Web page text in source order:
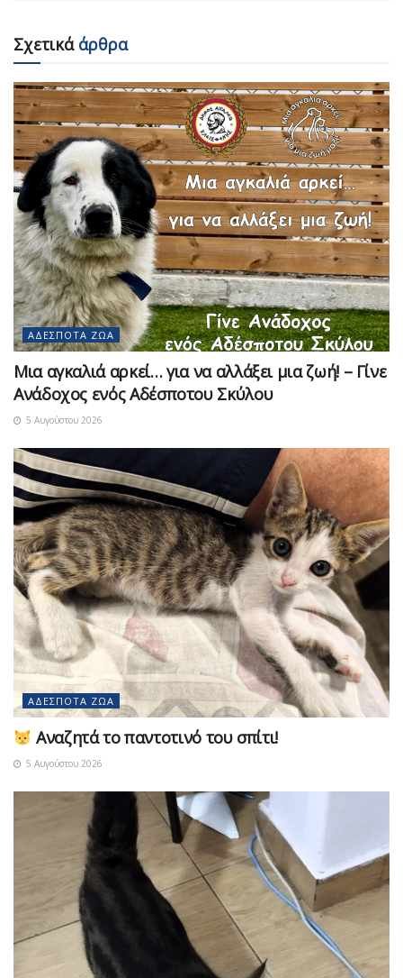
Σχετικάάρθρα
ΑΔΈΣΠΟΤΑ ΖΏΑ
Μια αγκαλιά αρκεί… για να αλλάξει μια ζωή! – Γίνε
Ανάδοχος ενός Αδέσποτου Σκύλου
5 Αυγούστου 2026
ΑΔΈΣΠΟΤΑ ΖΏΑ
Αναζητά το παντοτινό του σπίτι!
5 Αυγούστου 2026